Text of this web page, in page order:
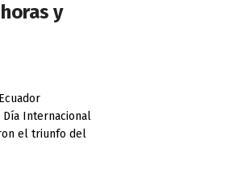
y
Internacional
el triunfo del